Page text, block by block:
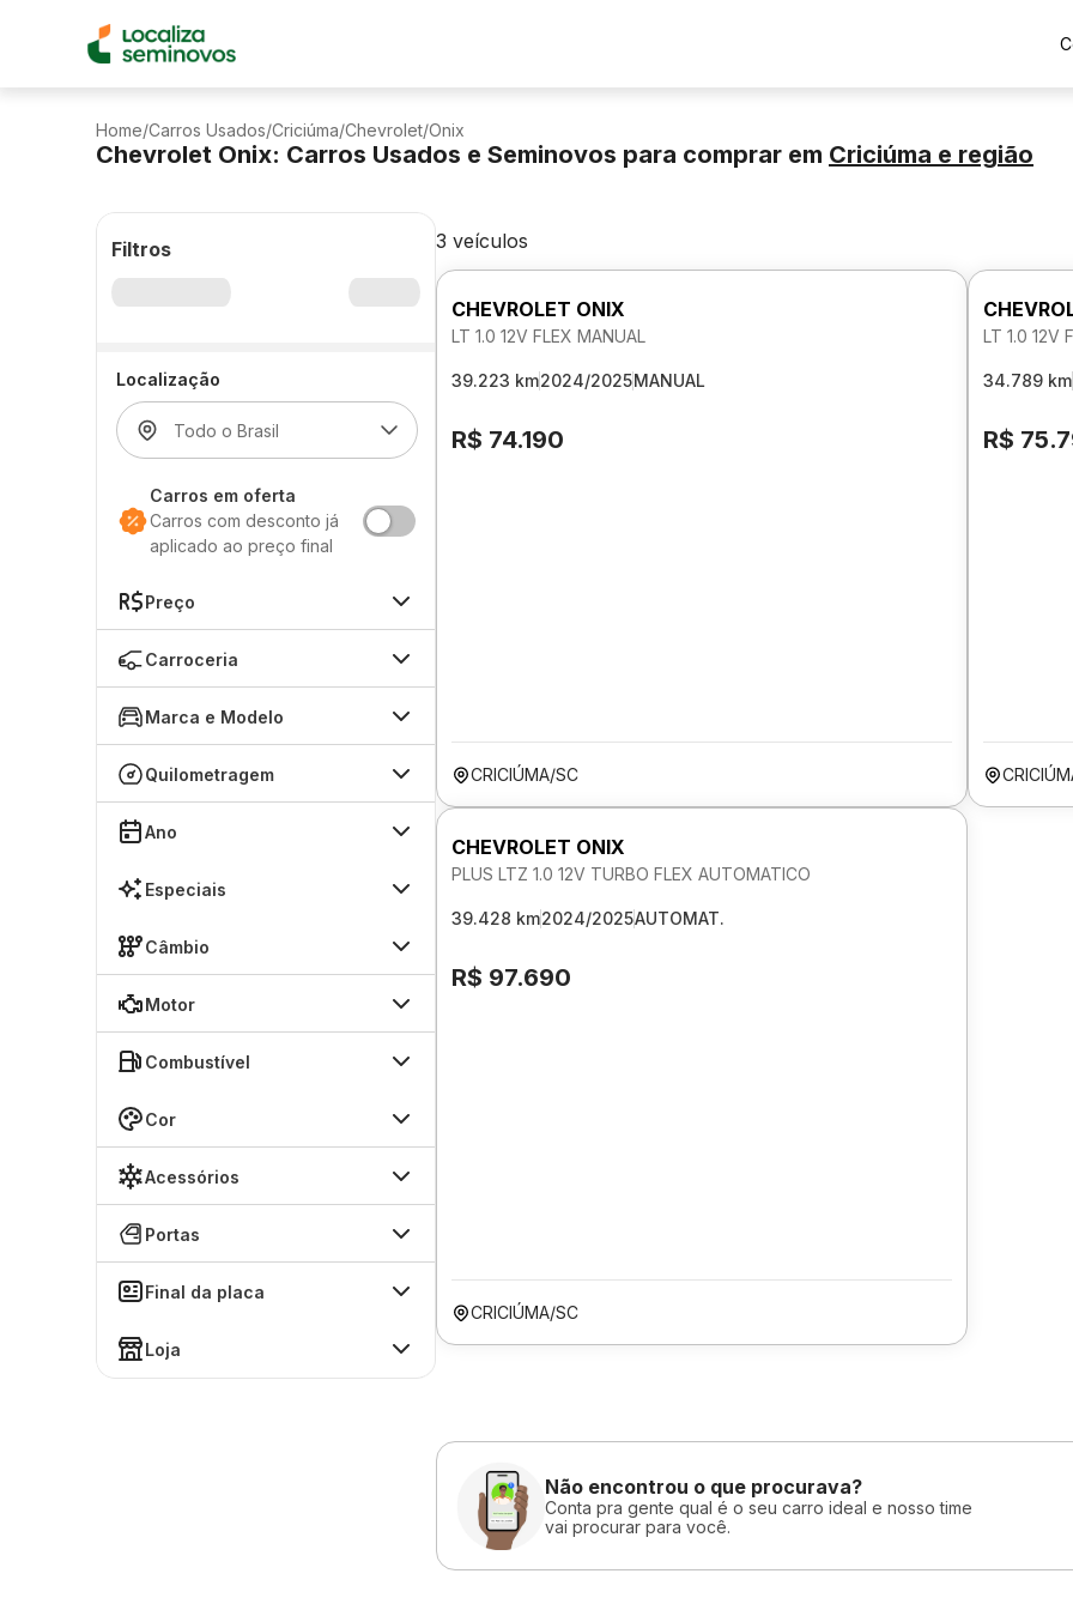
Home/Carros Usados/Criciúma/Chevrolet/Onix
Chevrolet Onix: Carros Usados e Seminovos para comprar em Criciúma e região
Filtros
Localização
Carros em oferta
Carros com desconto já
aplicado ao preço final
Preço
Carroceria
Marca e Modelo
Quilometragem
Ano
Especiais
Câmbio
Motor
Combustível
Cor
Acessórios
Portas
Final da placa
Loja
3 veículos
CHEVROLET ONIX
LT 1.0 12V FLEX MANUAL
39.223 km2024/2025MANUAL
R$ 74.190
CRICIÚMA/SC
LT 1.0 12V
34.789 km
R$
CHEVROLET ONIX
PLUS LTZ 1.0 12V TURBO FLEX AUTOMATICO
39.428 km2024/2025AUTOMAT.
R$ 97.690
CRICIÚMA/SC
Não encontrou o que procurava?
Conta pra gente qual é o seu carro ideal e nosso time
vai procurar para você.